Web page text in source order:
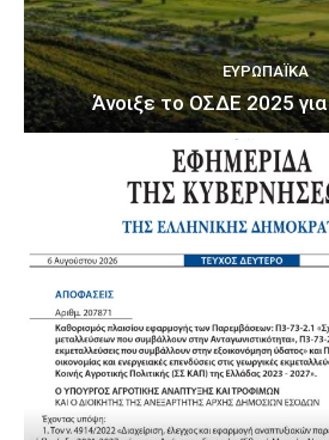
ΕΥΡΩΠΑΪΚΆ
Άνοιξε το ΟΣΔΕ 2025